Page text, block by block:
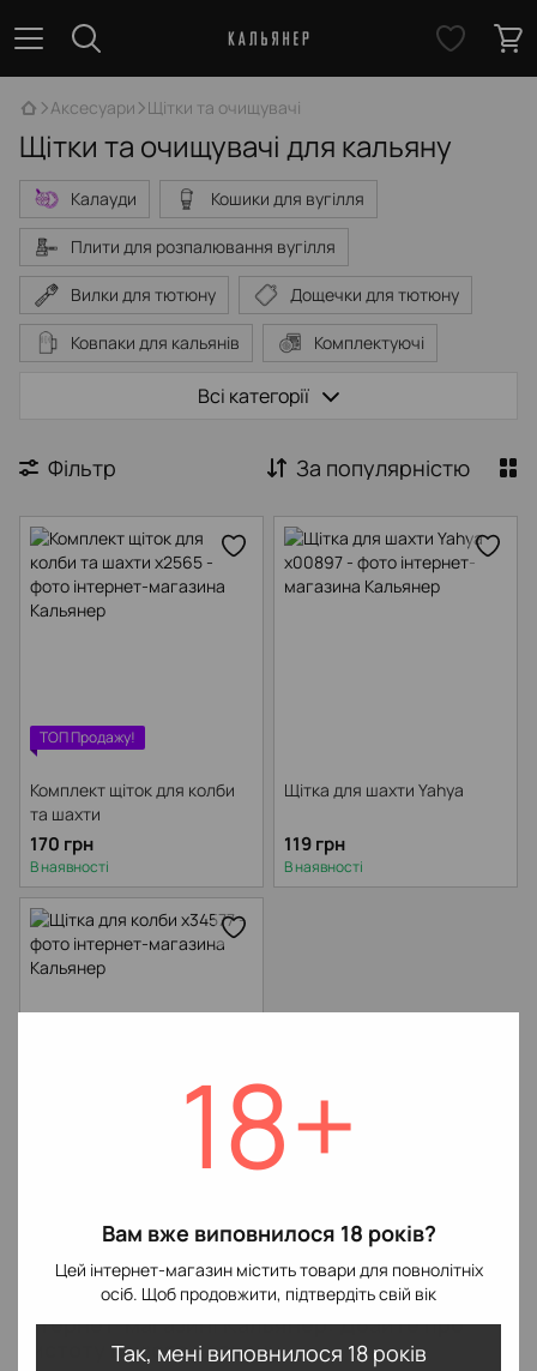
18+
Вам вже виповнилося 18 років?
Цей інтернет-магазин містить товари для повнолітніх
осіб. Щоб продовжити, підтвердіть свій вік
Так, мені виповнилося 18 років
Аксесуари Щітки та очищувачі
Щітки та очищувачі для кальяну
Калауди Кошики для вугілля
Плити для розпалювання вугілля
Вилки для тютюну Дощечки для тютюну
Ковпаки для кальянів Комплектуючі
Охолоджувальні трубки
Щітки та очищувачі Щипці для кальянів
Шило Засіб для миття кальяну
Всі категорії
Фільтр За популярністю
ТОП Продажу!
Комплект щіток для колби
та шахти
170 грн
В наявності
Щітка для шахти Yahya
119 грн
В наявності
В наявності
Купити Щітки та очищувачі для кальяну в
інтернет-магазині Кальянер: Дбайте про
чистоту вашого кальяну